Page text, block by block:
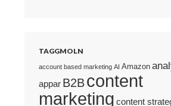
TAGGMOLN
account based marketing AI Amazon
appar B2Bcontent
marketing content